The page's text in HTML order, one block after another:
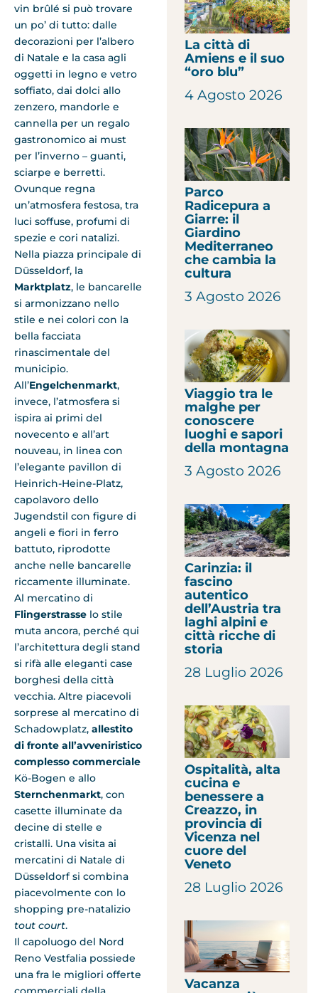
vin brûlé si può trovare
un po’ di tutto: dalle
decorazioni per l’albero
di Natale e la casa agli
oggetti in legno e vetro
soffiato, dai dolci allo
zenzero, mandorle e
cannella per un regalo
gastronomico ai must
per l’inverno – guanti,
sciarpe e berretti.
Ovunque regna
un’atmosfera festosa, tra
luci soffuse, profumi di
spezie e cori natalizi.
Nella piazza principale di
Düsseldorf, la
Marktplatz, le bancarelle
si armonizzano nello
stile e nei colori con la
bella facciata
rinascimentale del
municipio.
All’Engelchenmarkt,
invece, l’atmosfera si
ispira ai primi del
novecento e all’art
nouveau, in linea con
l’elegante pavillon di
Heinrich-Heine-Platz,
capolavoro dello
Jugendstil con figure di
angeli e fiori in ferro
battuto, riprodotte
anche nelle bancarelle
riccamente illuminate.
Al mercatino di
Flingerstrasse lo stile
muta ancora, perché qui
l’architettura degli stand
si rifà alle eleganti case
borghesi della città
vecchia. Altre piacevoli
sorprese al mercatino di
Schadowplatz, allestito
di fronte all’avveniristico
complesso commerciale
Kö-Bogen e allo
Sternchenmarkt, con
casette illuminate da
decine di stelle e
cristalli. Una visita ai
mercatini di Natale di
Düsseldorf si combina
piacevolmente con lo
shopping pre-natalizio
tout court.
Il capoluogo del Nord
Reno Vestfalia possiede
una fra le migliori offerte
La città di
Amiens e il suo
“oro blu”
4 Agosto 2026
Parco
Radicepura a
Giarre: il
Giardino
Mediterraneo
che cambia la
cultura
3 Agosto 2026
Viaggio tra le
malghe per
conoscere
luoghi e sapori
della montagna
3 Agosto 2026
Carinzia: il
fascino
autentico
dell’Austria tra
laghi alpini e
città ricche di
storia
28 Luglio 2026
Ospitalità, alta
cucina e
benessere a
Creazzo, in
provincia di
Vicenza nel
cuore del
Veneto
28 Luglio 2026
Vacanza